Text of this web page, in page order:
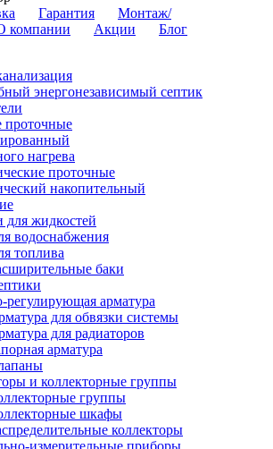
Гарантия
Монтаж/
компании Акции
Блог
энергонезависимый септик
проточные
нагрева
проточные
накопительный
для жидкостей
водоснабжения
топлива
баки
регулирующая арматура
для обвязки системы
для радиаторов
арматура
и коллекторные группы
группы
шкафы
коллекторы
измерительные приборы